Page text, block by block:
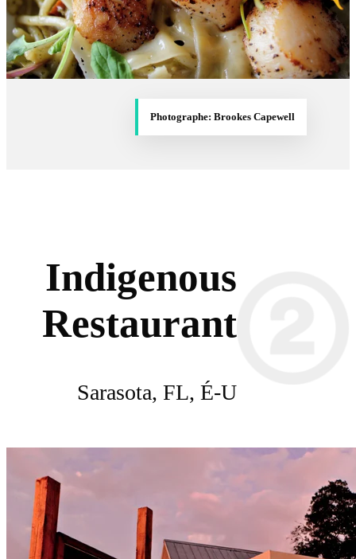
Photographe: Brookes Capewell
Indigenous
Restaurant
Sarasota, FL, É-U